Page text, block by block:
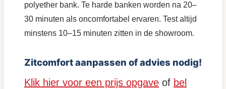
polyether bank. Te harde banken worden na 20–
30 minuten als oncomfortabel ervaren. Test altijd
minstens 10–15 minuten zitten in de showroom.
Zitcomfort aanpassen of advies nodig!
Klik hier voor een prijs opgave of bel